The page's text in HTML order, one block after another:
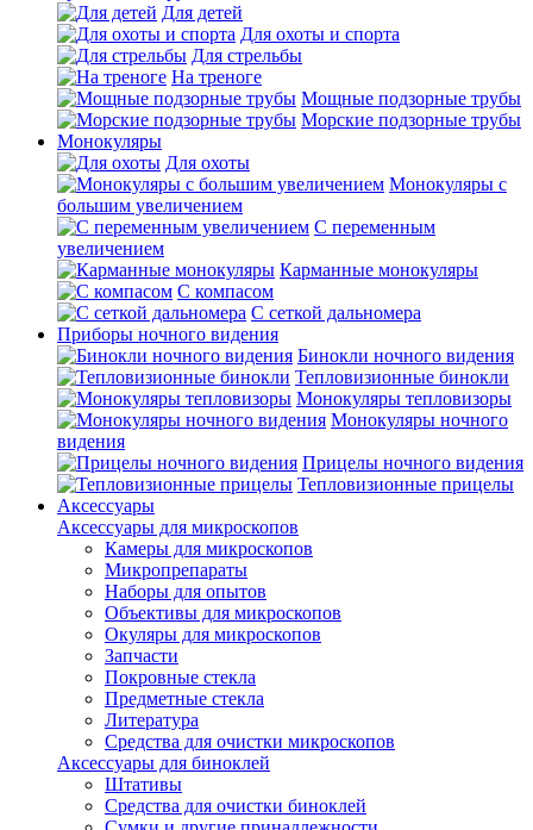
Для детей
Для охоты и спорта
Для стрельбы
На треноге
Мощные подзорные трубы
Морские подзорные трубы
Монокуляры
Для охоты
Монокуляры с
большим увеличением
С переменным
увеличением
Карманные монокуляры
С компасом
С сеткой дальномера
Приборы ночного видения
Бинокли ночного видения
Тепловизионные бинокли
Монокуляры тепловизоры
Монокуляры ночного
видения
Прицелы ночного видения
Тепловизионные прицелы
Аксессуары
Аксессуары для микроскопов
Камеры для микроскопов
Микропрепараты
Наборы для опытов
Объективы для микроскопов
Окуляры для микроскопов
Запчасти
Покровные стекла
Предметные стекла
Литература
Средства для очистки микроскопов
Аксессуары для биноклей
Штативы
Средства для очистки биноклей